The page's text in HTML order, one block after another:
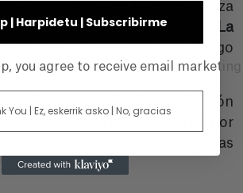
, de Nagore Eceiza
Documental) y
‘La
del flamenco’, de Diego
Película Iberoamericana).
señalar también la nominación
a Mejor Actriz de Reparto por
especial a una de las
más prolíficas.
| Harpidetu | Subscribirme
you agree to receive email
You | Ez, eskerrik asko | No, gracias